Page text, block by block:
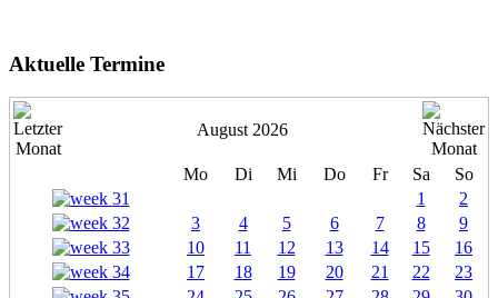
Aktuelle Termine
August 2026
Mo Di Mi Do Fr Sa
So
1
2
3
4 5 6 7 8
9
10
11 12 13 14 15
16
17
18 19 20 21 22
23